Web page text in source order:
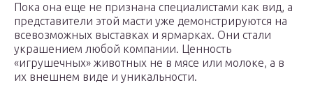
Пока она еще не признана специалистами как вид, а
представители этой масти уже демонстрируются на
всевозможных выставках и ярмарках. Они стали
украшением любой компании. Ценность
«игрушечных» животных не в мясе или молоке, а в
их внешнем виде и уникальности.